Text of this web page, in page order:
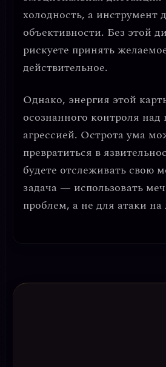
холодность, а инструмент
объективности. Без этой
рискуете принять
действительное.
Однако, энергия этой
осознанного контроля над
агрессией. Острота ума
превратиться в
будете отслеживать свою
задача — использовать
проблем, а не для атаки